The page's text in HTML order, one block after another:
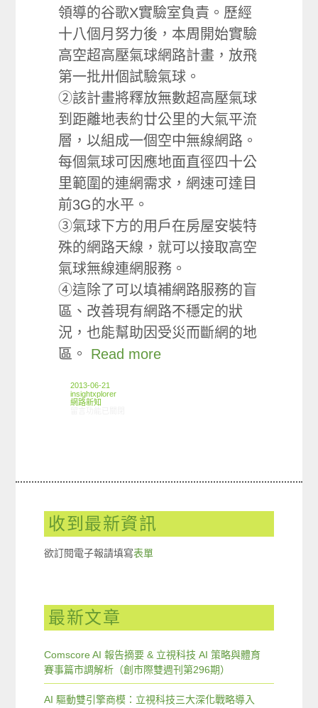
領導的谷歌X實驗室負責。歷經
十八個月努力後，本周開始實驗
高空超高壓氣球網路計畫，放飛
第一批卅個試驗氣球。
②該計畫將釋放無數超高壓氣球
到距離地表約廿公里的大氣平流
層，以組成一個空中無線網路。
每個氣球可因應地面直徑四十公
里範圍的連網需求，網速可達目
前3G的水平。
③氣球下方的用戶在房屋安裝特
殊的網路天線，就可以接取高空
氣球無線連網服務。
④這除了可以填補網路服務的盲
區、改善現有網路不穩定的狀
況，也能幫助因受災而斷網的地
區。 Read more
2013-06-21
insightxplorer
網路新知
收到最新資訊
欲訂閱電子報請填寫表單
最新文章
Comscore AI 報告摘要 & 立視科技 AI 策略與體育
賽事篇市調解析（創市際雙週刊第296期）
AI 驅動雙引擎商模：立視科技三大深化戰略導入